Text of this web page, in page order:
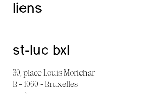
liens
st-luc bxl
30, place Louis Morichar
B - 1060 - Bruxelles